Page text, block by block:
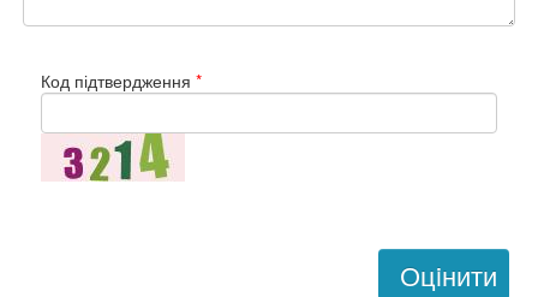
Код підтвердження *
Оцiнити